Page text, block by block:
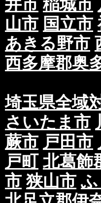
井市 稲城市
山市 国立市
あきる野市
西多摩郡奥
埼玉県全域
さいたま市
蕨市 戸田市
戸町 北葛飾
市 狭山市